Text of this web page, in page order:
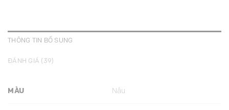
THÔNG TIN BỔ SUNG
ĐÁNH GIÁ (39)
MÀU Nâu